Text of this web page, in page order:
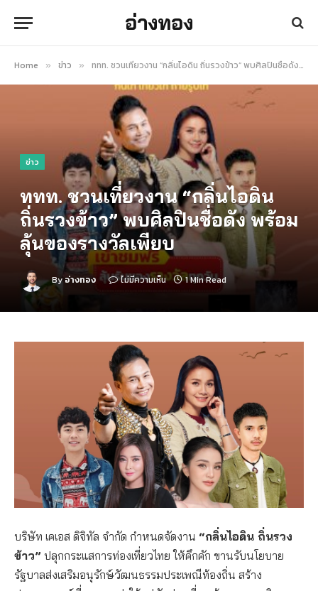
อ่างทอง
Home » ข่าว » ททท. ชวนเที่ยวงาน “กลิ่นไอดิน ถิ่นรวงข้าว” พบศิลปินชื่อดัง พร้อมลุ้นของรางวัลเพียบ
ข่าว
ททท. ชวนเที่ยวงาน “กลิ่นไอดิน
ถิ่นรวงข้าว” พบศิลปินชื่อดัง พร้อม
ลุ้นของรางวัลเพียบ
By อ่างทอง ไม่มีความเห็น 1 Min Read
บริษัท เคเอส ดิจิทัล จำกัด กำหนดจัดงาน “กลิ่นไอดิน ถิ่นรวง
ข้าว” ปลุกกระแสการท่องเที่ยวไทย ให้คึกคัก ขานรับนโยบาย
รัฐบาลส่งเสริมอนุรักษ์วัฒนธรรมประเพณีท้องถิ่น สร้าง